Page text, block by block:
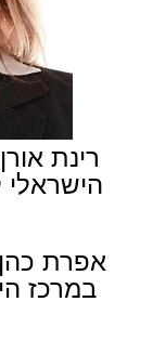
רינת
אפרת
במרכז